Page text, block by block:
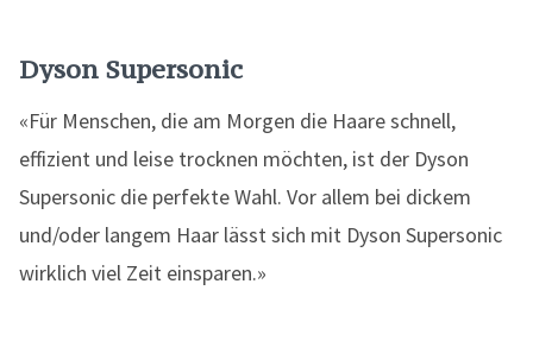
Dyson Supersonic
«Für Menschen, die am Morgen die Haare schnell,
effizient und leise trocknen möchten, ist der Dyson
Supersonic die perfekte Wahl. Vor allem bei dickem
und/oder langem Haar lässt sich mit Dyson Supersonic
wirklich viel Zeit einsparen.»